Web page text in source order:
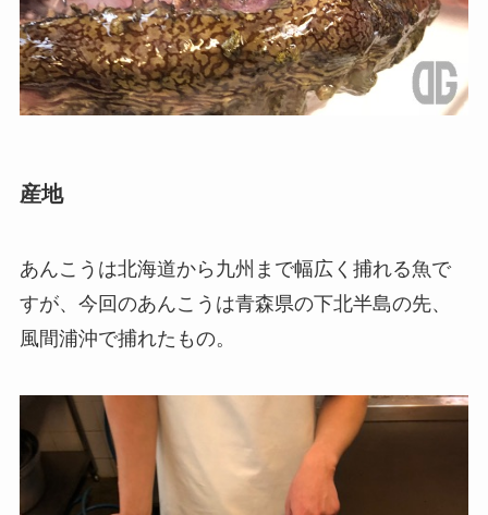
産地
あんこうは北海道から九州まで幅広く捕れる魚で
すが、今回のあんこうは青森県の下北半島の先、
風間浦沖で捕れたもの。